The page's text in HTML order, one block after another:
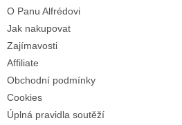
O Panu Alfrédovi
Jak nakupovat
Zajímavosti
Affiliate
Obchodní podmínky
Cookies
Úplná pravidla soutěží